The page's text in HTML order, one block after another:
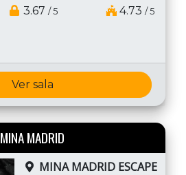
3.67 / 5 4.73 / 5
Ver sala
MINA MADRID
MINA MADRID ESCAPE